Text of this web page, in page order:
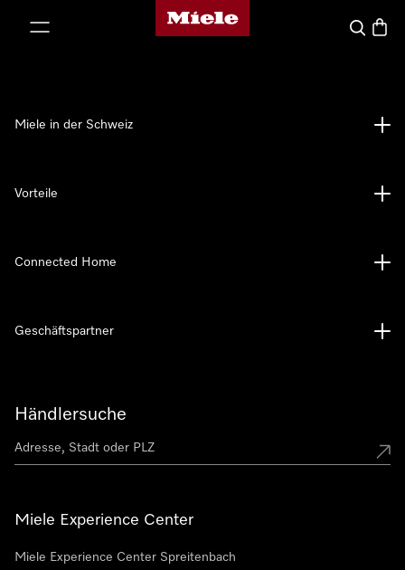
Miele-Homepage
Suche
Händlersuche
Miele Experience Center
Miele Experience Center Spreitenbach
Miele in der Schweiz
Vorteile
Connected Home
Geschäftspartner